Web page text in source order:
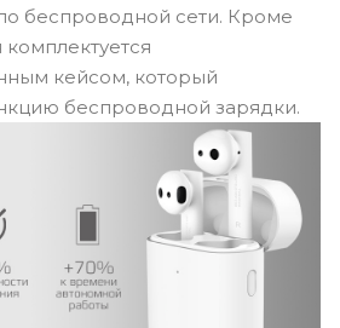
беспроводной сети. Кроме
кейсом, который
беспроводной зарядки.